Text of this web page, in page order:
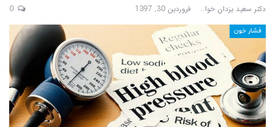
دکتر سعید یزدان خواه فروردین 30, 1397
فشار خون